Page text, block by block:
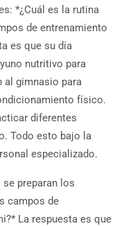
*¿Cuál es la rutina
de entrenamiento
es que su día
nutritivo para
al gimnasio para
físico.
diferentes
Todo esto bajo la
especializado.
preparan los
campos de
La respuesta es que